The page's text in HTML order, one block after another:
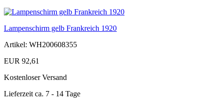
Lampenschirm gelb Frankreich 1920
Artikel: WH200608355
EUR 92,61
Kostenloser Versand
Lieferzeit ca. 7 - 14 Tage